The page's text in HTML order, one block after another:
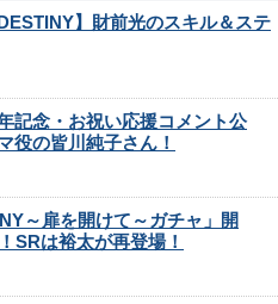
】財前光のスキル＆ステ
記念・お祝い応援コメント公
役の皆川純子さん！
～扉を開けて～ガチャ」開
SRは裕太が再登場！